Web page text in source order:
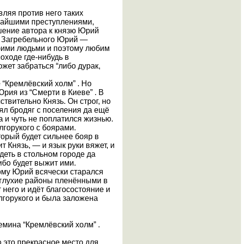
против него таких
преступлениями,
автора к князю Юрий
Загребельного Юрий —
людьми и поэтому любим
где-нибудь в
забраться “либо дурак,
холм” . Но
из “Смерти в Киеве” . В
Князь. Он строг, но
бродяг с поселения да ещё
и чуть не поплатился жизнью.
с боярами.
будет сильнее бояр в
Князь, — и язык руки вяжет, и
в стольном городе да
будет выжит ими.
Юрий всячески старался
районы пленёнными в
и идёт благосостояние и
и была заложена
“Кремлёвский холм” .
прекрасное место для